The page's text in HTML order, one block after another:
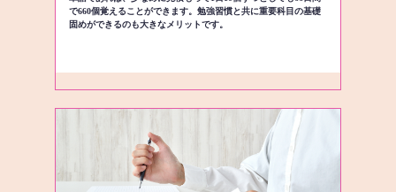
で660個覚えることができます。勉強習慣と共に重要科目の基礎
固めができるのも大きなメリットです。